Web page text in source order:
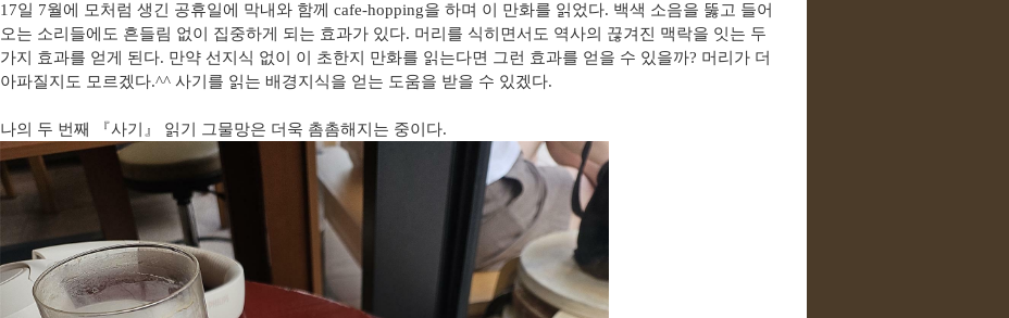
17일 7월에 모처럼 생긴 공휴일에 막내와 함께 cafe-hopping을 하며 이 만화를 읽었다. 백색 소음을 뚫고 들어
오는 소리들에도 흔들림 없이 집중하게 되는 효과가 있다. 머리를 식히면서도 역사의 끊겨진 맥락을 잇는 두
가지 효과를 얻게 된다. 만약 선지식 없이 이 초한지 만화를 읽는다면 그런 효과를 얻을 수 있을까? 머리가 더
아파질지도 모르겠다.^^ 사기를 읽는 배경지식을 얻는 도움을 받을 수 있겠다.
나의 두 번째 『사기 』 읽기 그물망은 더욱 촘촘해지는 중이다.